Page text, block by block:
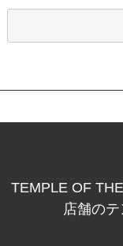
TEMPLE OF
店舗の